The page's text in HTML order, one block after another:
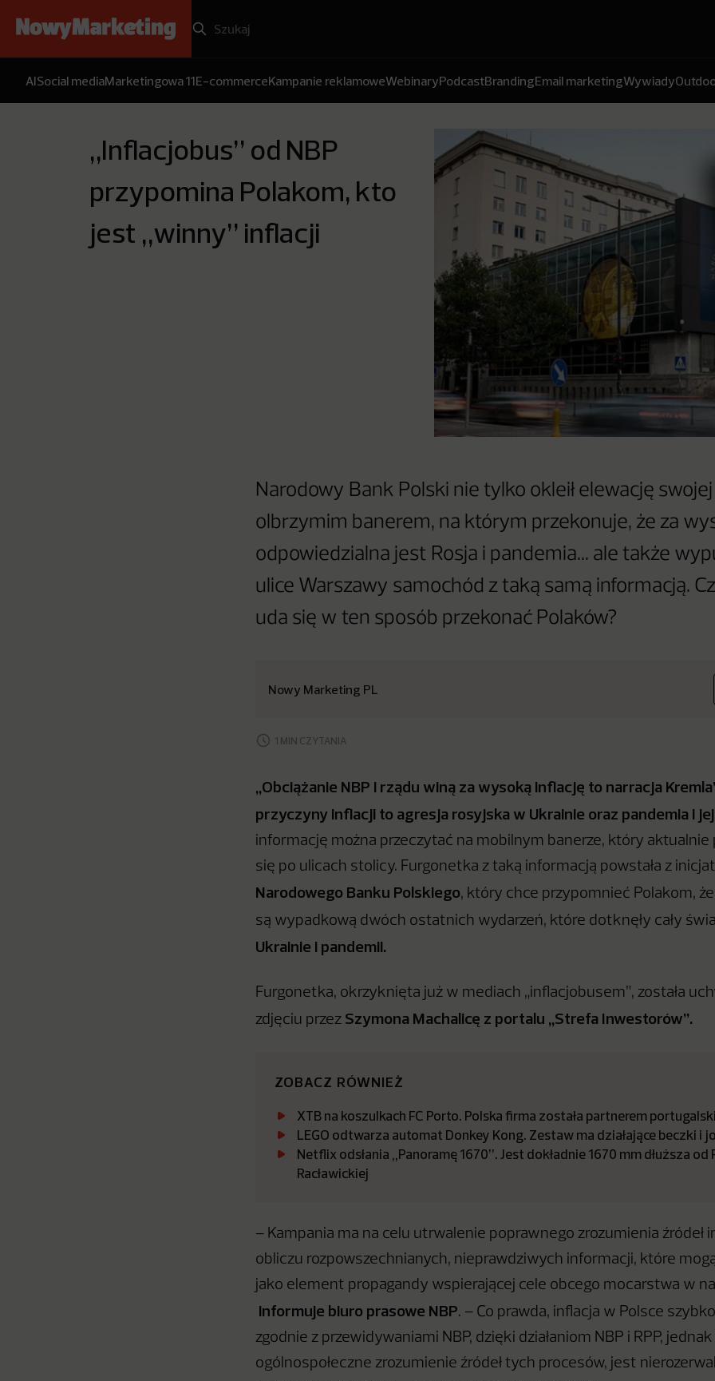
AISocial mediaMarketingowa 11E-commerceKampanie reklamoweWebinaryPodcastBrandingEmail marketingWywiady
„Inflacjobus” od NBP
przypomina Polakom, kto
jest „winny” inflacji
Narodowy Bank Polski nie tylko okleił elewację
olbrzymim banerem, na którym przekonuje, że za
odpowiedzialna jest Rosja i pandemia... ale także
ulice Warszawy samochód z taką samą informacją.
uda się w ten sposób przekonać Polaków?
Nowy Marketing PL
1 MIN CZYTANIA
„Obciążanie NBP i rządu winą za wysoką inflację to narracja
przyczyny inflacji to agresja rosyjska w Ukrainie oraz pandemia i
informację można przeczytać na mobilnym banerze, który aktualnie
się po ulicach stolicy. Furgonetka z taką informacją powstała z
Narodowego Banku Polskiego, który chce przypomnieć Polakom,
są wypadkową dwóch ostatnich wydarzeń, które dotknęły cały
Ukrainie i pandemii.
Furgonetka, okrzyknięta już w mediach „inflacjobusem”, została
zdjęciu przez Szymona Machalicę z portalu „Strefa Inwestorów”.
ZOBACZ RÓWNIEŻ
XTB na koszulkach FC Porto. Polska firma została partnerem
LEGO odtwarza automat Donkey Kong. Zestaw ma działające beczki i
Netflix odsłania „Panoramę 1670”. Jest dokładnie 1670 mm dłuższa od
Racławickiej
– Kampania ma na celu utrwalenie poprawnego zrozumienia źródeł
obliczu rozpowszechnianych, nieprawdziwych informacji, które
jako element propagandy wspierającej cele obcego mocarstwa w
informuje biuro prasowe NBP. – Co prawda, inflacja w Polsce
zgodnie z przewidywaniami NBP, dzięki działaniom NBP i RPP,
ogólnospołeczne zrozumienie źródeł tych procesów, jest